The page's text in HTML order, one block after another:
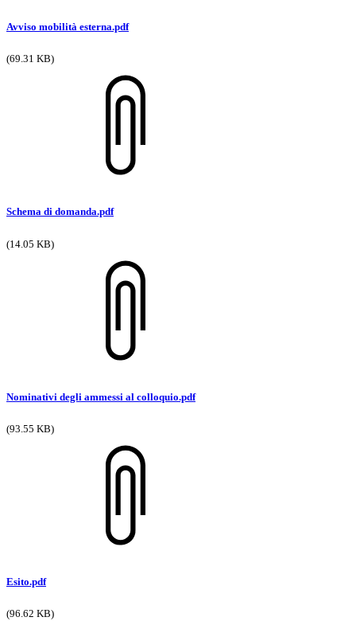
Avviso mobilità esterna.pdf
(69.31 KB)
Schema di domanda.pdf
(14.05 KB)
Nominativi degli ammessi al colloquio.pdf
(93.55 KB)
Esito.pdf
(96.62 KB)